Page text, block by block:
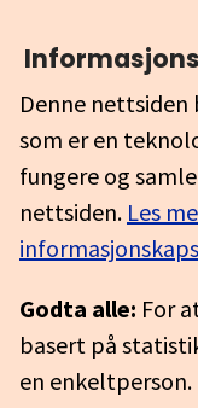
Denne nettsiden
som er en
fungere og
nettsiden. Les
Godta alle: For
basert på
en enkeltperson.